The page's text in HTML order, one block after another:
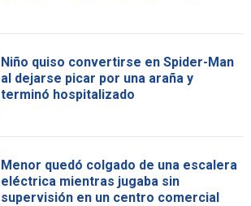
Niño quiso convertirse en Spider-Man
al dejarse picar por una araña y
terminó hospitalizado
Menor quedó colgado de una escalera
eléctrica mientras jugaba sin
supervisión en un centro comercial